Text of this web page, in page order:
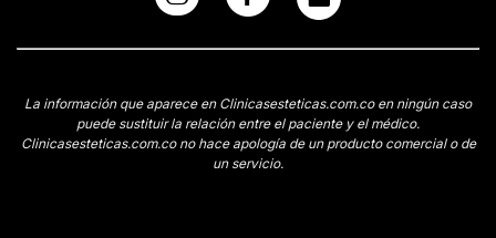
La información que aparece en Clinicasesteticas.com.co en ningún caso
puede sustituir la relación entre el paciente y el médico.
Clinicasesteticas.com.co no hace apología de un producto comercial o de
un servicio.